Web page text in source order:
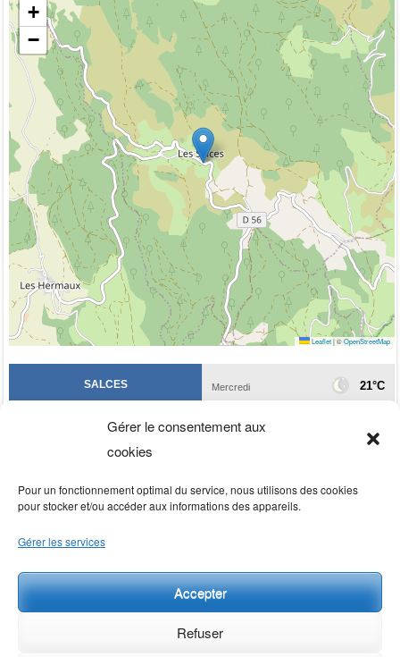
Gérer le consentement aux
cookies
Pour un fonctionnement optimal du service, nous utilisons des cookies
pour stocker et/ou accéder aux informations des appareils.
Gérer les services
Accepter
Refuser
+
−
Leaflet |©OpenStreetMap
Rechercher